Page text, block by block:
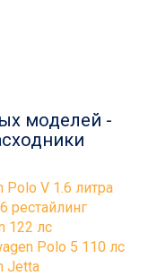
моделей -
V 1.6 литра
рестайлинг
122 лс
Polo 5 110 лс
Jetta